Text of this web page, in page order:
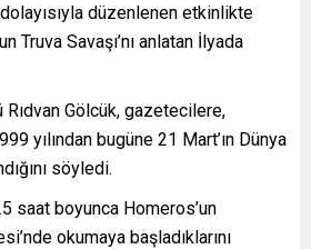
düzenlenen etkinlikte
Truva Savaşı’nı anlatan İlyada
Gölcük, gazetecilere,
yılından bugüne 21 Mart’ın Dünya
söyledi.
saat boyunca Homeros’un
okumaya başladıklarını